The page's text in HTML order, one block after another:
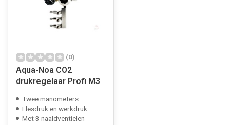
(0)
Aqua-Noa CO2
drukregelaar Profi M3
Twee manometers
Flesdruk en werkdruk
Met 3 naaldventielen